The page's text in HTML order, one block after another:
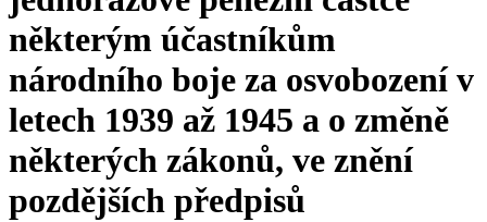
některým účastníkům
národního boje za osvobození v
letech 1939 až 1945 a o změně
některých zákonů, ve znění
pozdějších předpisů